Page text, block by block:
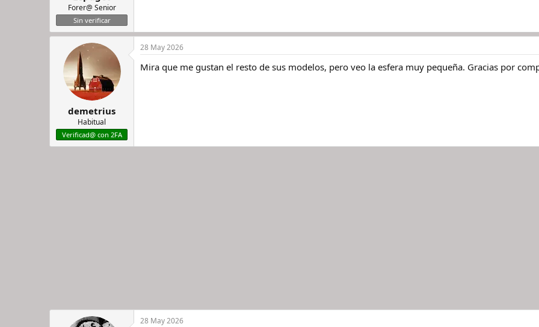
Forer@ Senior
Sin verificar
demetrius
Habitual
Verificad@ con 2FA
28 May 2026
Mira que me gustan el resto de sus modelos, pero veo la esfera muy pequeña. Gracias por
28 May 2026